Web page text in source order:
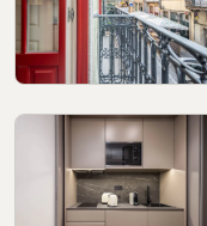
Política de
Política de
Termos e
Livro
©